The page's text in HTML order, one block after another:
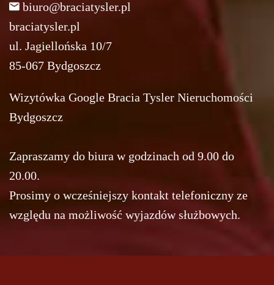
biuro@braciatysler.pl
braciatysler.pl
ul. Jagiellońska 10/7
85-067 Bydgoszcz
Wizytówka Google Bracia Tysler Nieruchomości
Bydgoszcz
Zapraszamy do biura w godzinach od 9.00 do
20.00.
Prosimy o wcześniejszy kontakt telefoniczny ze
względu na możliwość wyjazdów służbowych.